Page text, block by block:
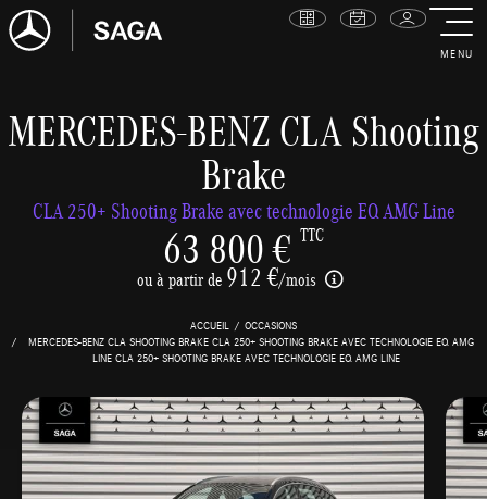
MENU
MERCEDES-BENZ CLA Shooting
Brake
CLA 250+ Shooting Brake avec technologie EQ AMG Line
63 800 € TTC
ou à partir de 912 €/mois
ACCUEIL
OCCASIONS
MERCEDES-BENZ CLA SHOOTING BRAKE CLA 250+ SHOOTING BRAKE AVEC TECHNOLOGIE EQ AMG
LINE CLA 250+ SHOOTING BRAKE AVEC TECHNOLOGIE EQ AMG LINE